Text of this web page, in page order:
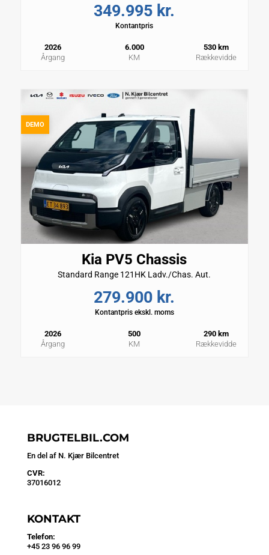
349.995 kr.
Kontantpris
2026
Årgang
6.000
KM
530 km
Rækkevidde
DEMO
Kia PV5 Chassis
Standard Range 121HK Ladv./Chas. Aut.
279.900 kr.
Kontantpris ekskl. moms
2026
Årgang
500
KM
290 km
Rækkevidde
BRUGTELBIL.COM
En del af N. Kjær Bilcentret
CVR:
37016012
KONTAKT
Telefon:
+45 23 96 96 99